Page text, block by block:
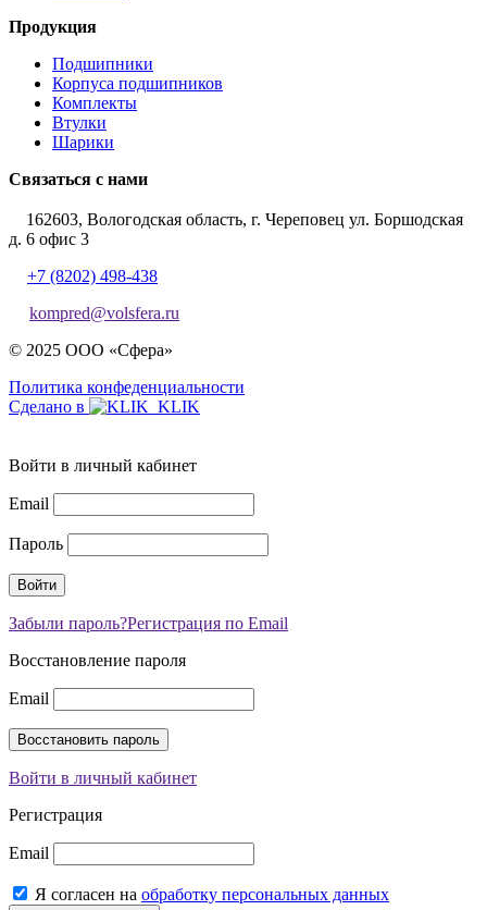
Продукция
Подшипники
Корпуса подшипников
Комплекты
Втулки
Шарики
Связаться с нами
162603, Вологодская область, г. Череповец ул. Боршодская
д. 6 офис 3
+7 (8202) 498-438
kompred@volsfera.ru
© 2025 ООО «Сфера»
Политика конфеденциальности
Сделано в
Войти в личный кабинет
Email
Пароль
Забыли пароль?Регистрация по Email
Восстановление пароля
Email
Войти в личный кабинет
Регистрация
Email
Я согласен на обработку персональных данных